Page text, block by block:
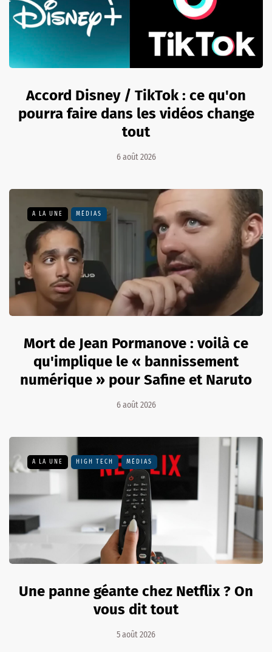
Accord Disney / TikTok : ce qu'on
pourra faire dans les vidéos change
tout
6 août 2026
A LA UNE MÉDIAS
Mort de Jean Pormanove : voilà ce
qu'implique le « bannissement
numérique » pour Safine et Naruto
6 août 2026
A LA UNE HIGH TECH MÉDIAS
Une panne géante chez Netflix ? On
vous dit tout
5 août 2026